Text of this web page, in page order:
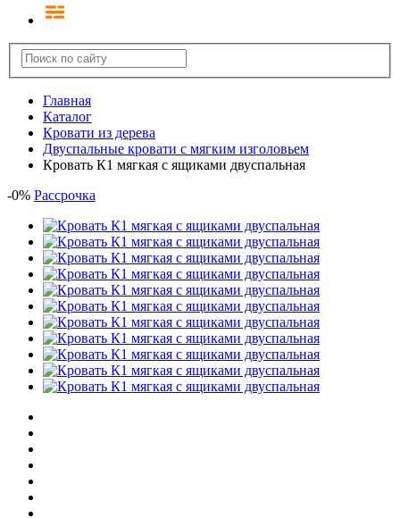
Главная
Каталог
Кровати из дерева
Двуспальные кровати с мягким изголовьем
Кровать К1 мягкая с ящиками двуспальная
-0% Рассрочка